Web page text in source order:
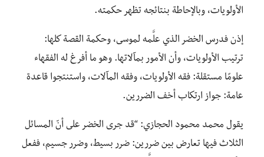
الأولويات، وبالإحاطة بنتائجه تظهر حكمته.
إذن فدرس الخضر الذي علَّمه لموسى، وحكمة القصة كلها:
ترتيب الأولويات، وأن الأمور بمآلاتها. وهو ما أفرغ له الفقهاء
علومًا مستقلة: فقه الأولويات، وفقه المآلات، واستنتجوا قاعدة
عامة: جواز ارتكاب أخف الضررين.
يقول محمد محمود الحجازي: “قد جرى الخضر على أنّ المسائل
الثلاث فيها تعارض بين ضررين: ضرر بسيط، وضرر جسيم، ففعل